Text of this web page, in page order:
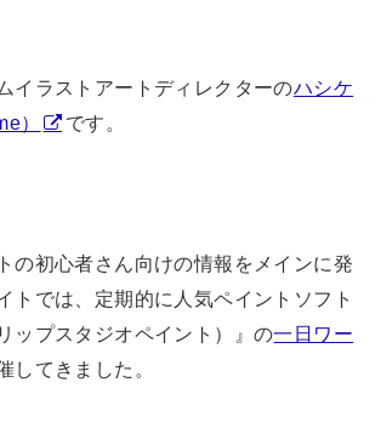
イラストアートディレクターのハシケ
） です。
の初心者さん向けの情報をメインに発
トでは、定期的に人気ペイントソフト
ップスタジオペイント）』の一日ワー
してきました。